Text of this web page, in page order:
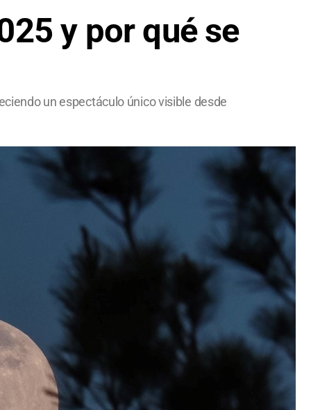
y por qué se
un espectáculo único visible desde